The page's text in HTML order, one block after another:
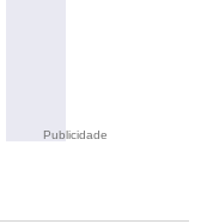
Publicidade